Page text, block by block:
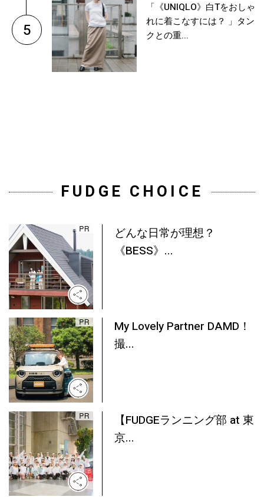
5
「《UNIQLO》白Tをおしゃ
れに着こなすには？ 」タン
クとの重...
FUDGE CHOICE
どんな日常が理想？
《BESS》...
My Lovely Partner DAMD！
撮...
【FUDGEランニング部 at 東
京...